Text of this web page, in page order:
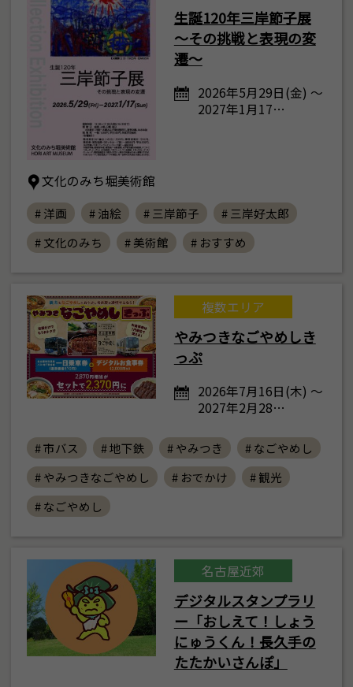
生誕120年三岸節子展
～その挑戦と表現の変
遷～
2026年5月29日(金) ～
2027年1月17…
文化のみち堀美術館
# 洋画 # 油絵 # 三岸節子
# 三岸好太郎
# 文化のみち
# 美術館 # おすすめ
複数エリア
やみつきなごやめしき
っぷ
2026年7月16日(木) ～
2027年2月28…
# 市バス # 地下鉄 # やみつき
# なごやめし
# やみつきなごやめし
# おでかけ
# 観光
# なごやめし
名古屋近郊
デジタルスタンプラリ
ー「おしえて！しょう
にゅうくん！長久手の
たたかいさんぽ」